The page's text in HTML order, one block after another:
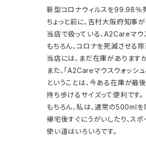
新型コロナウィルスを99.98％
ちょっと前に、吉村大阪府知事
当店で扱っている、A2Careマウ
もちろん、コロナを死滅させる
当店には、まだ在庫があります
また、「A2Careマウスウォッシ
ということは、今ある在庫が最
持ち歩けるサイズって便利です。
もちろん、私は、通常の500mlを
帰宅後すぐにうがいしたり、スポ
使い道はいろいろです。